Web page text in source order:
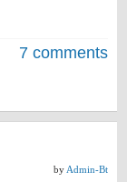
7 comments
by Admin-Bt